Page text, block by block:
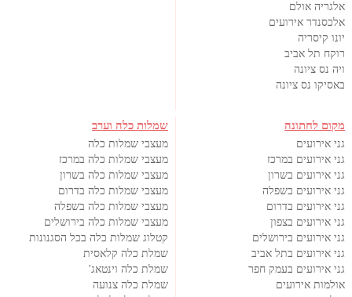
אלגריה אולם
אלכסנדר אירועים
יונו קיסריה
רוקח תל אביב
ויה נס ציונה
באסיקו נס ציונה
מקום לחתונה
גני אירועים
גני אירועים במרכז
גני אירועים בשרון
גני אירועים בשפלה
גני אירועים בדרום
גני אירועים בצפון
גני אירועים בירושלים
גני אירועים בתל אביב
גני אירועים בעמק חפר
אולמות אירועים
שמלות כלה וערב
מעצבי שמלות כלה
מעצבי שמלות כלה במרכז
מעצבי שמלות כלה בשרון
מעצבי שמלות כלה בדרום
מעצבי שמלות כלה בשפלה
מעצבי שמלות כלה בירושלים
קטלוג שמלות כלה בכל הסגנונות
שמלת כלה קלאסית
שמלת כלה וינטאג'
שמלת כלה צנועה